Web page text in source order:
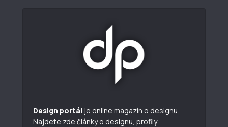
Design portál je online magazín o designu.
Najdete zde články o designu, profily